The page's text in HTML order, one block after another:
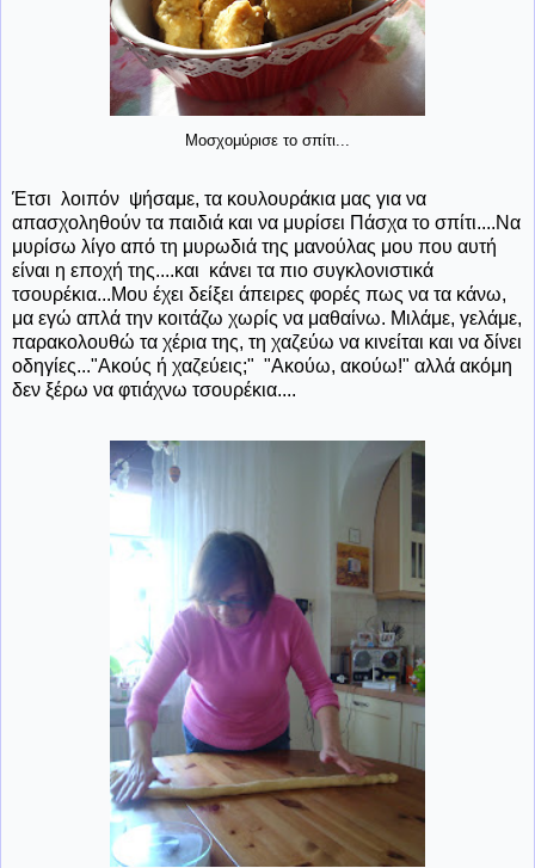
Μοσχομύρισε το σπίτι...
Έτσι λοιπόν ψήσαμε, τα κουλουράκια μας για να
απασχοληθούν τα παιδιά και να μυρίσει Πάσχα το σπίτι....Να
μυρίσω λίγο από τη μυρωδιά της μανούλας μου που αυτή
είναι η εποχή της....και κάνει τα πιο συγκλονιστικά
τσουρέκια...Μου έχει δείξει άπειρες φορές πως να τα κάνω,
μα εγώ απλά την κοιτάζω χωρίς να μαθαίνω. Μιλάμε, γελάμε,
παρακολουθώ τα χέρια της, τη χαζεύω να κινείται και να δίνει
οδηγίες..."Ακούς ή χαζεύεις;" "Ακούω, ακούω!" αλλά ακόμη
δεν ξέρω να φτιάχνω τσουρέκια....